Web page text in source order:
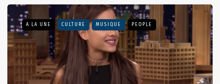
A LA UNE CULTURE MUSIQUE PEOPLE